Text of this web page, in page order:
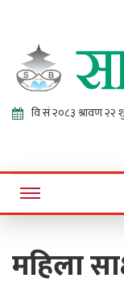
Online News Portal
महिला